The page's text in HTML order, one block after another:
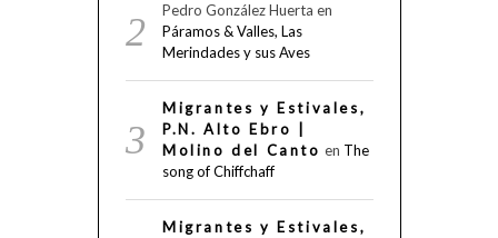
Pedro González Huerta en
Páramos & Valles, Las
Merindades y sus Aves
Migrantes y Estivales,
P.N. Alto Ebro |
Molino del Canto en The
song of Chiffchaff
Migrantes y Estivales,